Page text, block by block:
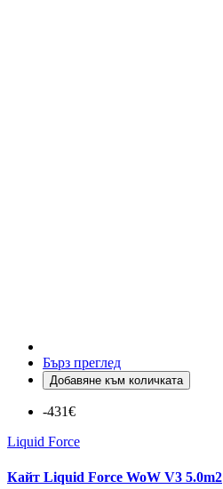
Бърз преглед
Добавяне към количката
-431€
Liquid Force
Кайт Liquid Force WoW V3 5.0m2